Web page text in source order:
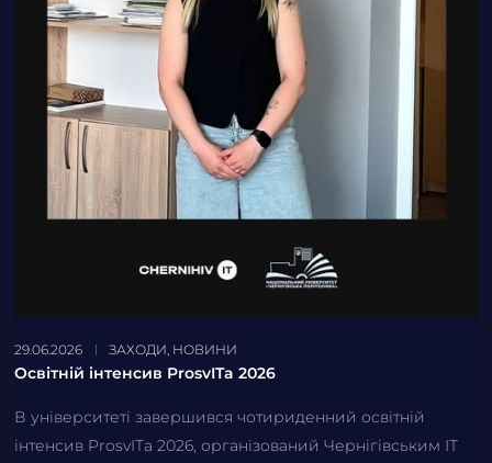
29.06.2026 ЗАХОДИ, НОВИНИ
Освітній інтенсив ProsvITa 2026
В університеті завершився чотириденний освітній
інтенсив ProsvITa 2026, організований Чернігівським ІТ